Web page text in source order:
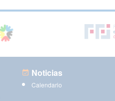
Noticias
Calendario